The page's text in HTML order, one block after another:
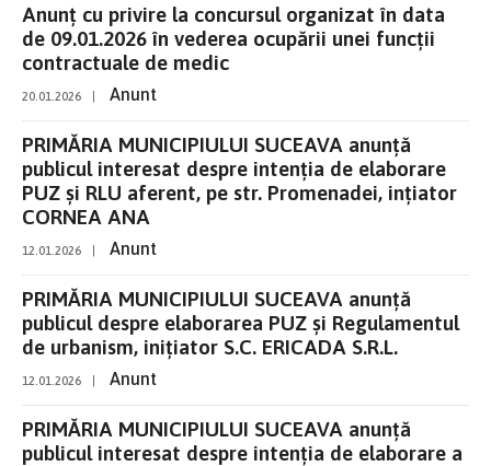
Anunț cu privire la concursul organizat în data
de 09.01.2026 în vederea ocupării unei funcții
contractuale de medic
20.01.2026 Anunt
PRIMĂRIA MUNICIPIULUI SUCEAVA anunţă
publicul interesat despre intenţia de elaborare
PUZ și RLU aferent, pe str. Promenadei, ințiator
CORNEA ANA
12.01.2026 Anunt
PRIMĂRIA MUNICIPIULUI SUCEAVA anunţă
publicul despre elaborarea PUZ și Regulamentul
de urbanism, inițiator S.C. ERICADA S.R.L.
12.01.2026 Anunt
PRIMĂRIA MUNICIPIULUI SUCEAVA anunţă
publicul interesat despre intenţia de elaborare a